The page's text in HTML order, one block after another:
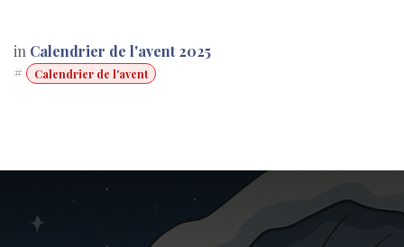
in Calendrier de l'avent 2025
#
Calendrier de l'avent